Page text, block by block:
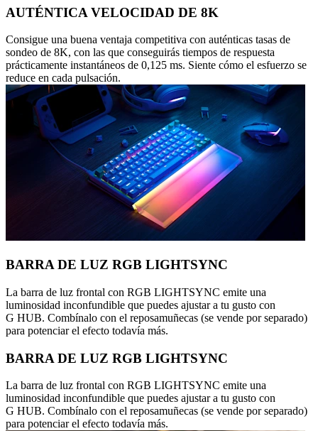
AUTÉNTICA VELOCIDAD DE 8K
Consigue una buena ventaja competitiva con auténticas tasas de
sondeo de 8K, con las que conseguirás tiempos de respuesta
prácticamente instantáneos de 0,125 ms. Siente cómo el esfuerzo se
reduce en cada pulsación.
BARRA DE LUZ RGB LIGHTSYNC
La barra de luz frontal con RGB LIGHTSYNC emite una
luminosidad inconfundible que puedes ajustar a tu gusto con
G HUB. Combínalo con el reposamuñecas (se vende por separado)
para potenciar el efecto todavía más.
BARRA DE LUZ RGB LIGHTSYNC
La barra de luz frontal con RGB LIGHTSYNC emite una
luminosidad inconfundible que puedes ajustar a tu gusto con
G HUB. Combínalo con el reposamuñecas (se vende por separado)
para potenciar el efecto todavía más.